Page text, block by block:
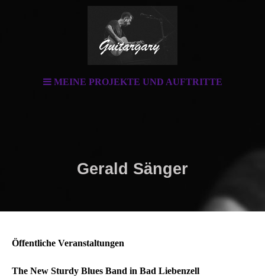
MEINE PROJEKTE UND AUFTRITTE
Gerald Sänger
Öffentliche Veranstaltungen
The New Sturdy Blues Band in Bad Liebenzell